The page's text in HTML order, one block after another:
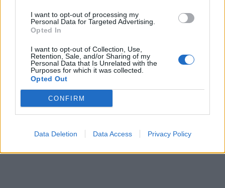
I want to opt-out of processing my
Personal Data for Targeted Advertising.
Opted In
I want to opt-out of Collection, Use,
Retention, Sale, and/or Sharing of my
Personal Data that Is Unrelated with the
Purposes for which it was collected.
Opted Out
CONFIRM
Data Deletion Data Access Privacy Policy